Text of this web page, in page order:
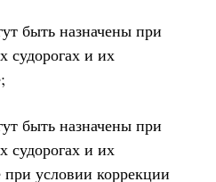
быть назначены при
судорогах и их
быть назначены при
судорогах и их
при условии коррекции